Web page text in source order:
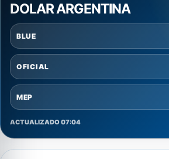
DOLAR ARGENTINA
BLUE
OFICIAL
MEP
ACTUALIZADO 07:04